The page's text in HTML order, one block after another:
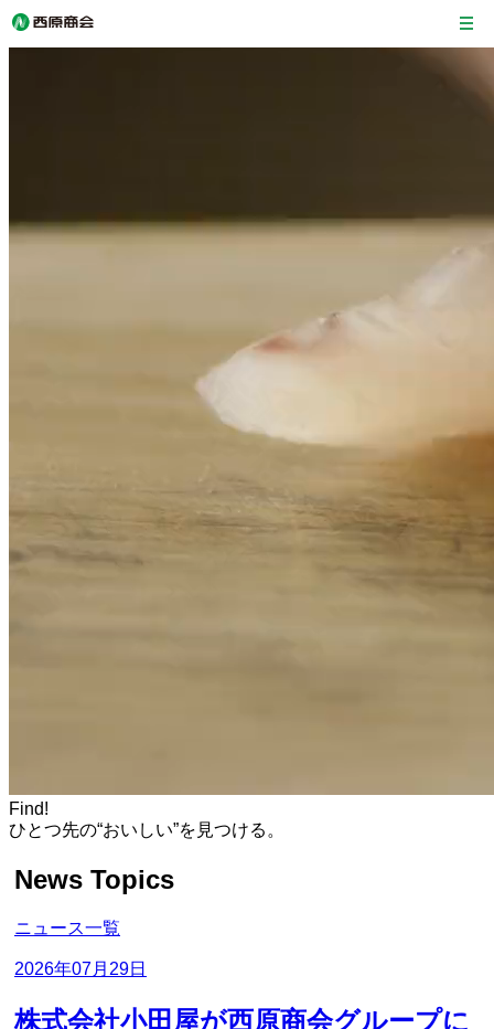
Find!
ひとつ先の“おいしい”を見つける。
News Topics
ニュース一覧
2026年07月29日
株式会社小田屋が西原商会グループに